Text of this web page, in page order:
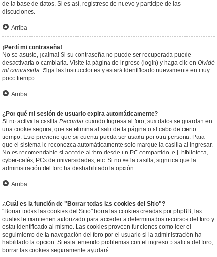
de la base de datos. Si es así, registrese de nuevo y participe de las
discuciones.
Arriba
¡Perdí mi contraseña!
No se asuste, ¡calma! Si su contraseña no puede ser recuperada puede
desactivarla o cambiarla. Visite la página de ingreso (login) y haga clic en Olvidé
mi contraseña. Siga las instrucciones y estará identificado nuevamente en muy
poco tiempo.
Arriba
¿Por qué mi sesión de usuario expira automáticamente?
Si no activa la casilla Recordarcuando ingresa al foro, sus datos se guardan en
una cookie segura, que se elimina al salir de la página o al cabo de cierto
tiempo. Esto previene que su cuenta pueda ser usada por otra persona. Para
que el sistema le reconozca automáticamente solo marque la casilla al ingresar.
No es recomendable si accede al foro desde un PC compartido, e.j. biblioteca,
cyber-cafés, PCs de universidades, etc. Si no ve la casilla, significa que la
administración del foro ha deshabilitado la opción.
Arriba
¿Cuál es la función de "Borrar todas las cookies del Sitio"?
"Borrar todas las cookies del Sitio" borra las cookies creadas por phpBB, las
cuales le mantienen autorizado para acceder a determinados recursos del foro y
estar identificado al mismo. Las cookies proveen funciones como leer el
seguimiento de la navegación del foro por el usuario si la administración ha
habilitado la opción. Si está teniendo problemas con el ingreso o salida del foro,
borrar las cookies seguramente ayudará.